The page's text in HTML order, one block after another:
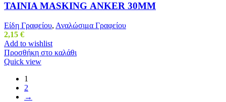
ΤΑΙΝΙΑ ΜΑSΚΙΝG ΑΝΚΕR 30ΜΜ
Είδη Γραφείου, Αναλώσιμα Γραφείου
2,15 €
Add to wishlist
Προσθήκη στο καλάθι
Quick view
1
2
→